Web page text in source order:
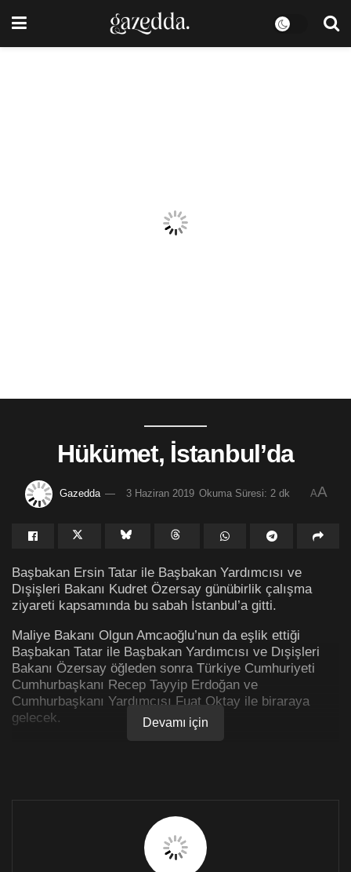
Hükümet, İstanbul’da
Gazedda 3 Haziran 2019 Okuma Süresi: 2 dk AA
Başbakan Ersin Tatar ile Başbakan Yardımcısı ve
Dışişleri Bakanı Kudret Özersay günübirlik çalışma
ziyareti kapsamında bu sabah İstanbul’a gitti.
Maliye Bakanı Olgun Amcaoğlu’nun da eşlik ettiği
Başbakan Tatar ile Başbakan Yardımcısı ve Dışişleri
Bakanı Özersay öğleden sonra Türkiye Cumhuriyeti
Cumhurbaşkanı Recep Tayyip Erdoğan ve
Cumhurbaşkanı Yardımcısı Fuat Oktay ile biraraya
gelecek.
Başbakan Tatar ile Başbakan Yardımcısı ve Dışişleri
Bakanı Özersay öğleden sonra Türkiye Cumhuriyeti
Cumhurbaşkanı Recep Tayyip Erdoğan ve
Cumhurbaşkanı Yardımcısı Fuat Oktay ile biraraya
Devamı için